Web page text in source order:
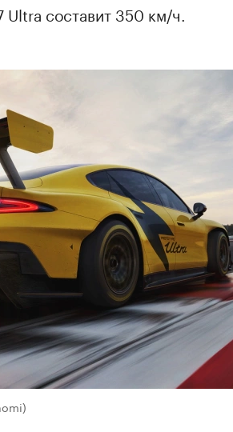
составит 350 км/ч.